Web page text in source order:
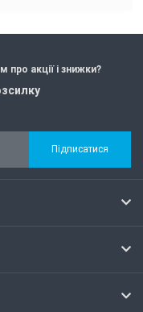
про акції і знижки?
Підписатися